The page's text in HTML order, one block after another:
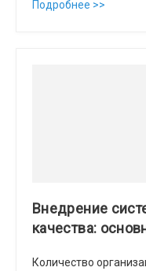
Подробнее >>
Внедрение
качества:
Количество